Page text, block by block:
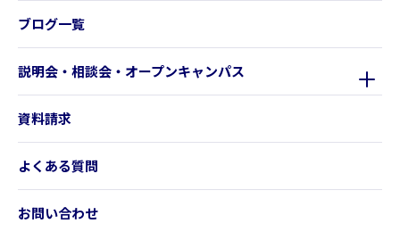
ブログ一覧
説明会・相談会・オープンキャンパス
資料請求
よくある質問
お問い合わせ